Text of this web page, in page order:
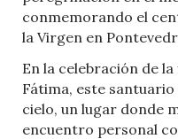
conmemorando el
la Virgen en
En la celebración de
Fátima, este
cielo, un lugar donde
encuentro personal